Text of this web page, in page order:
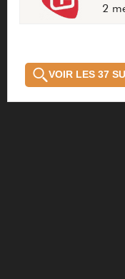
2
VOIR LES 37